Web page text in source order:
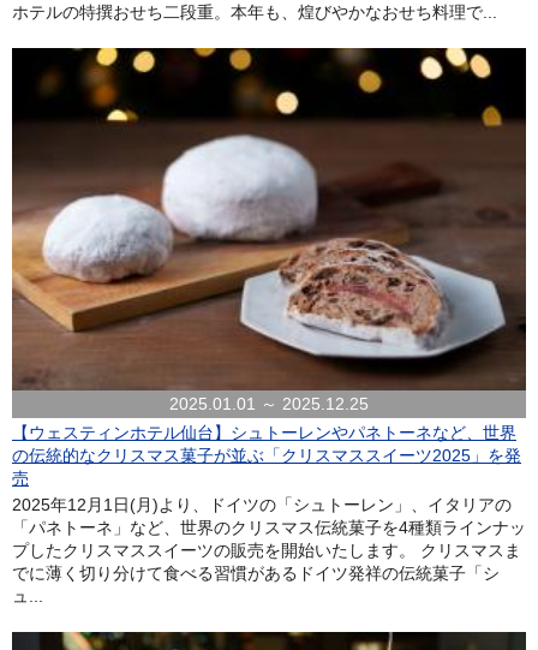
ホテルの特撰おせち二段重。本年も、煌びやかなおせち料理で...
2025.01.01 ～ 2025.12.25
【ウェスティンホテル仙台】シュトーレンやパネトーネなど、世界
の伝統的なクリスマス菓子が並ぶ「クリスマススイーツ2025」を発
売
2025年12月1日(月)より、ドイツの「シュトーレン」、イタリアの
「パネトーネ」など、世界のクリスマス伝統菓子を4種類ラインナッ
プしたクリスマススイーツの販売を開始いたします。 クリスマスま
でに薄く切り分けて食べる習慣があるドイツ発祥の伝統菓子「シ
ュ...